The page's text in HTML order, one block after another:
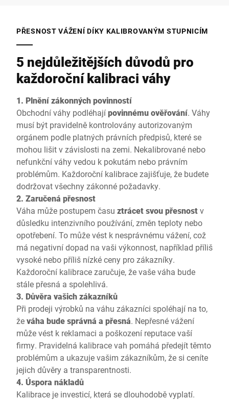
PŘESNOST VÁŽENÍ DÍKY KALIBROVANÝM STUPNICÍM
5 nejdůležitějších důvodů pro
každoroční kalibraci váhy
1. Plnění zákonných povinností
Obchodní váhy podléhajípovinnému ověřování. Váhy
musí být pravidelně kontrolovány autorizovaným
orgánem podle platných právních předpisů, které se
mohou lišit v závislosti na zemi. Nekalibrované nebo
nefunkční váhy vedou k pokutám nebo právním
problémům. Každoroční kalibrace zajišťuje, že budete
dodržovat všechny zákonné požadavky.
2. Zaručená přesnost
Váha může postupem času ztrácet svou přesnostv
důsledku intenzivního používání, změn teploty nebo
opotřebení. To může vést k nesprávnému vážení, což
má negativní dopad na vaši výkonnost, například příliš
vysoké nebo příliš nízké ceny pro zákazníky.
Každoroční kalibrace zaručuje, že vaše váha bude
stále přesná a spolehlivá.
3. Důvěra vašich zákazníků
Při prodeji výrobků na váhu zákazníci spoléhají na to,
ževáha bude správná a přesná. Nepřesné vážení
může vést k reklamaci a poškození reputace vaší
firmy. Pravidelná kalibrace vah pomáhá předejít těmto
problémům a ukazuje vašim zákazníkům, že si ceníte
jejich důvěry a transparentnosti.
4. Úspora nákladů
Kalibrace je investicí, která se dlouhodobě vyplatí.